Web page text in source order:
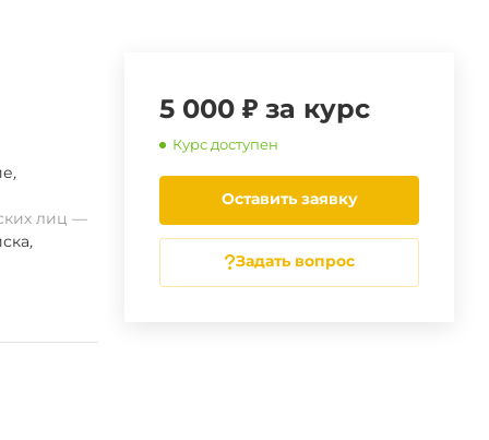
5 000 ₽ за курс
Курс доступен
Оставить заявку
Задать вопрос
,
лиц
,